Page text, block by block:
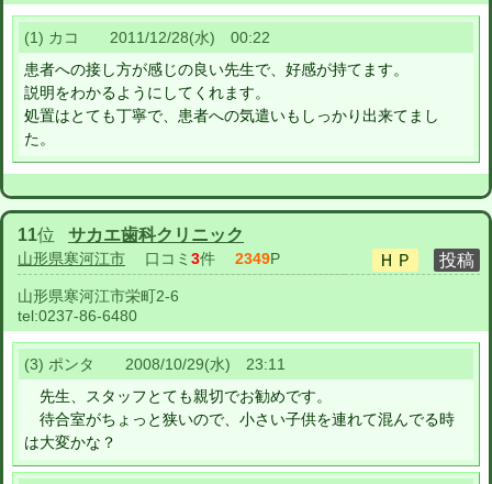
(1) カコ 2011/12/28(水) 00:22
患者への接し方が感じの良い先生で、好感が持てます。
説明をわかるようにしてくれます。
処置はとても丁寧で、患者への気遣いもしっかり出来てまし
た。
11位 サカエ歯科クリニック
山形県寒河江市 口コミ 3件 2349P
山形県寒河江市栄町2-6
tel:0237-86-6480
(3) ポンタ 2008/10/29(水) 23:11
先生、スタッフとても親切でお勧めです。
待合室がちょっと狭いので、小さい子供を連れて混んでる時
は大変かな？